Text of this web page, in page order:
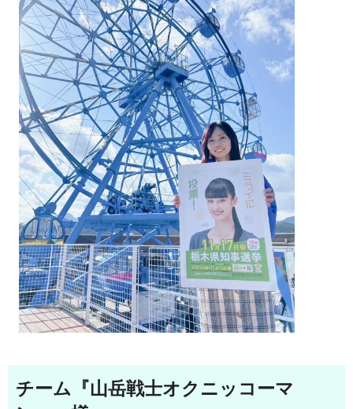
チーム『山岳戦士オクニッコーマ